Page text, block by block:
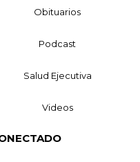
Obituarios
Podcast
Salud Ejecutiva
Videos